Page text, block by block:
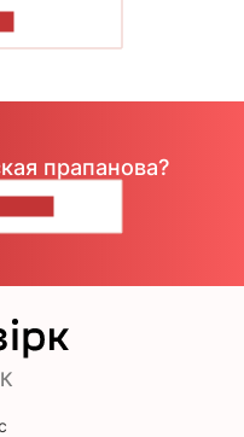
прапанова?